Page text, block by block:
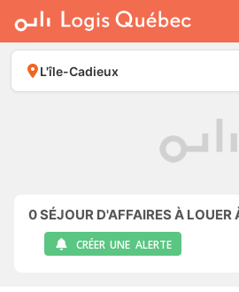
À LOUER
À VENDRE
PLACER UNE ANNONCE
L'île-Cadieux
0SÉJOUR D'AFFAIRES À LOUER
CRÉER UNE ALERTE